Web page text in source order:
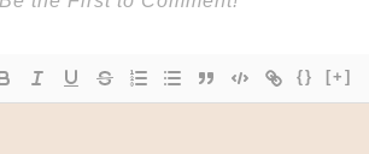
{} [+]